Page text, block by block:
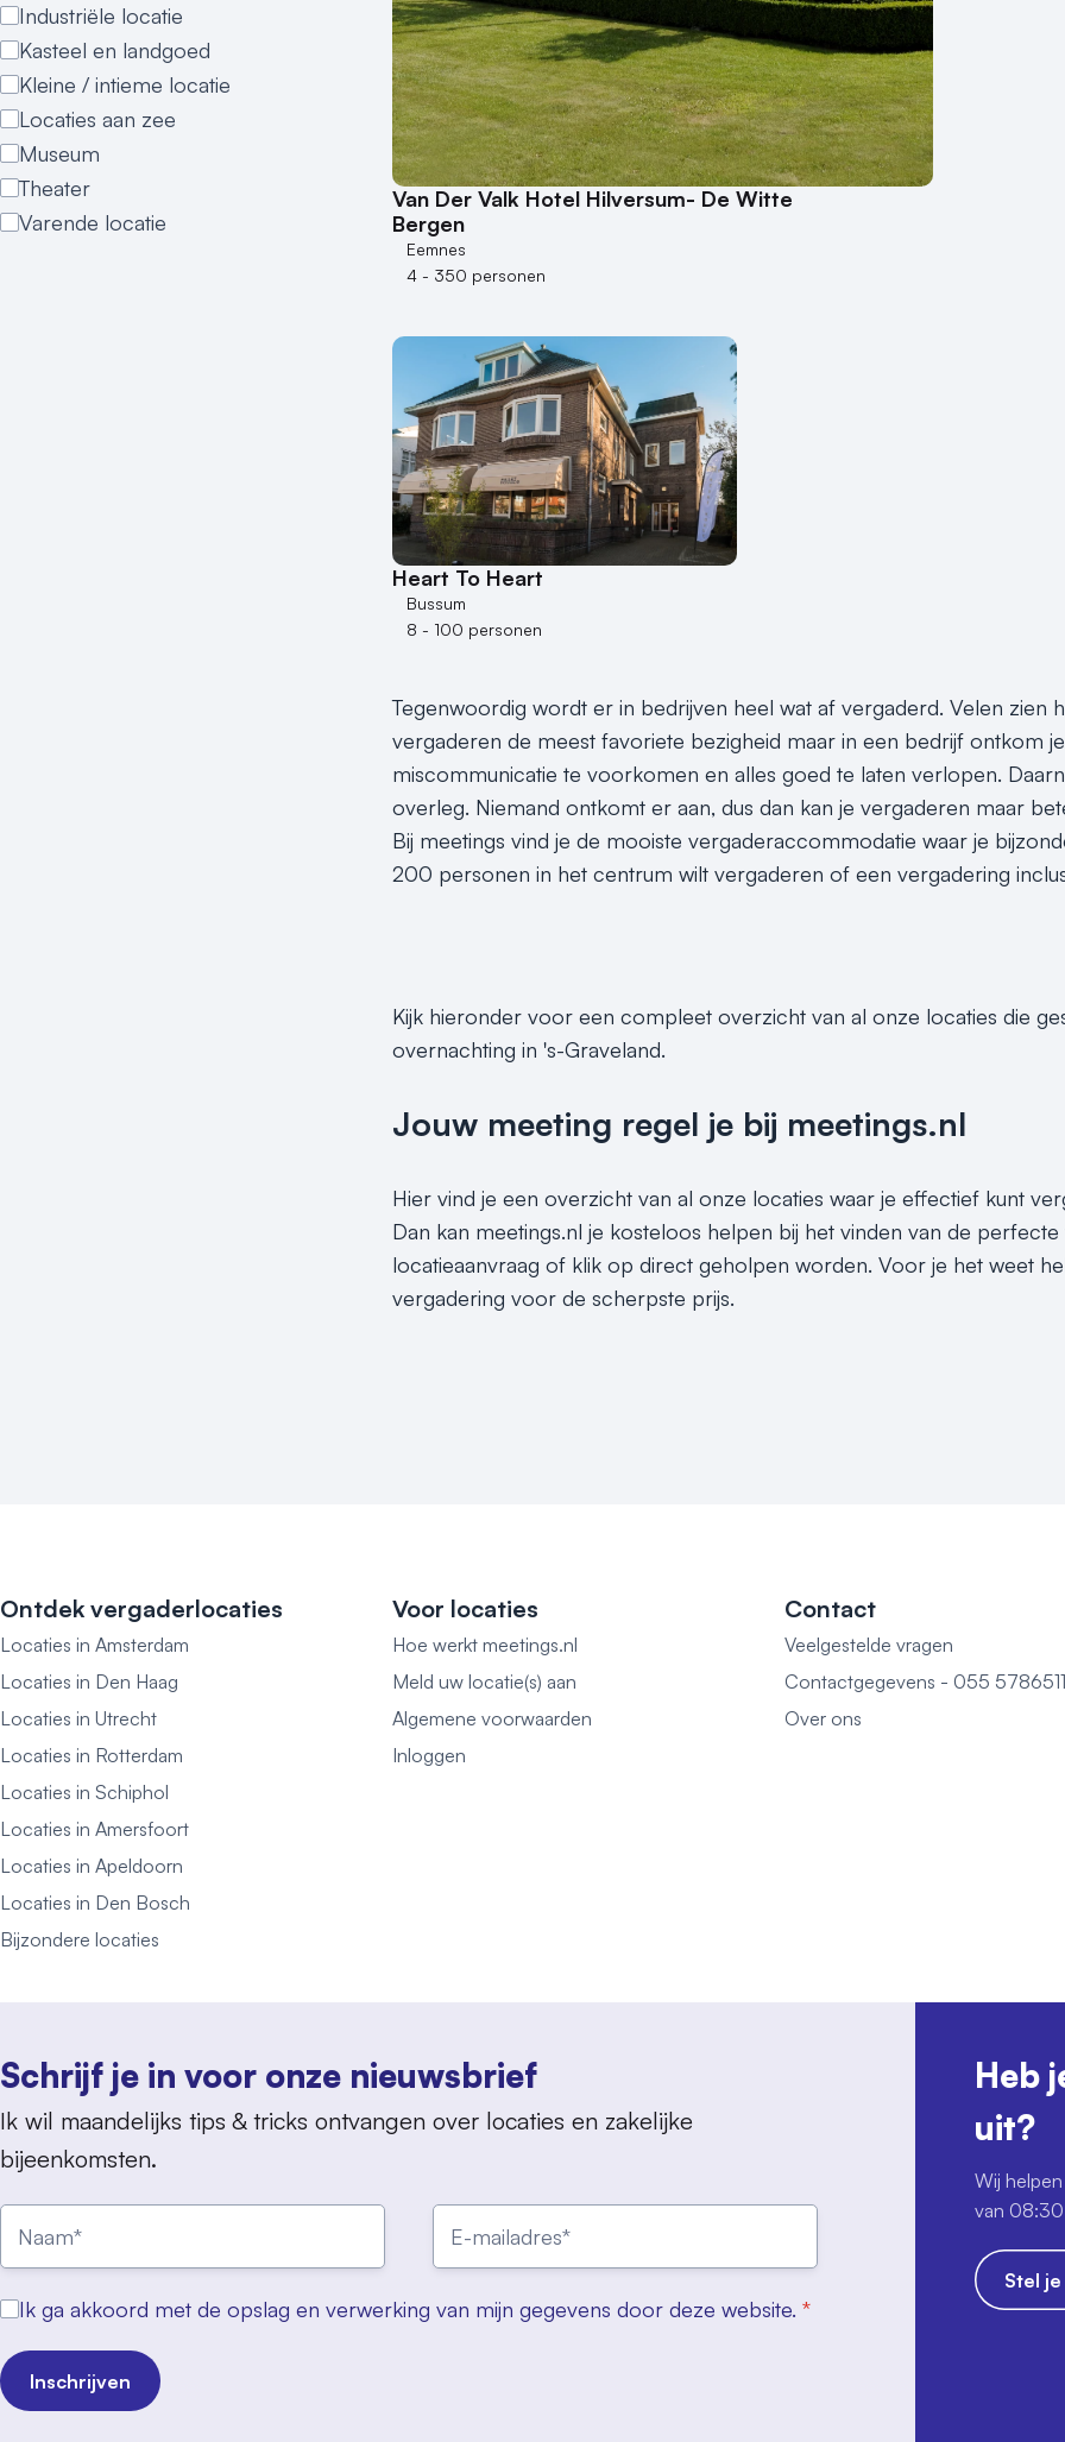
Industriële locatie
Kasteel en landgoed
Kleine / intieme locatie
Locaties aan zee
Museum
Theater
Varende locatie
Van Der Valk Hotel Hilversum- De Witte
Bergen
Eemnes
4 - 350 personen
Heart To Heart
Bussum
8 - 100 personen
Tegenwoordig wordt er in bedrijven heel wat af vergaderd. Velen zien
vergaderen de meest favoriete bezigheid maar in een bedrijf ontkom
miscommunicatie te voorkomen en alles goed te laten verlopen.
overleg. Niemand ontkomt er aan, dus dan kan je vergaderen maar
Bij meetings vind je de mooiste vergaderaccommodatie waar je
200 personen in het centrum wilt vergaderen of een vergadering
Kijk hieronder voor een compleet overzicht van al onze locaties die
overnachting in 's-Graveland.
Jouw meeting regel je bij meetings.nl
Hier vind je een overzicht van al onze locaties waar je effectief kunt
Dan kan meetings.nl je kosteloos helpen bij het vinden van de
locatieaanvraag of klik op direct geholpen worden. Voor je het weet
vergadering voor de scherpste prijs.
Ontdek vergaderlocaties
Locaties in Amsterdam
Locaties in Den Haag
Locaties in Utrecht
Locaties in Rotterdam
Locaties in Schiphol
Locaties in Amersfoort
Locaties in Apeldoorn
Locaties in Den Bosch
Bijzondere locaties
Voor locaties
Hoe werkt meetings.nl
Meld uw locatie(s) aan
Algemene voorwaarden
Inloggen
Contact
Veelgestelde vragen
Contactgegevens - 055 5786511
Over ons
Schrijf je in voor onze nieuwsbrief
Ik wil maandelijks tips & tricks ontvangen over locaties en zakelijke
bijeenkomsten.
Ik ga akkoord met de opslag en verwerking van mijn gegevens door deze website. *
Inschrijven
Heb
uit?
Wij
van 08:30
Stel